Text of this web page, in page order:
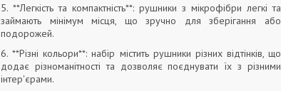
5. **Легкість та компактність**: рушники з мікрофібри легкі та
займають мінімум місця, що зручно для зберігання або
подорожей.
6. **Різні кольори**: набір містить рушники різних відтінків, що
додає різноманітності та дозволяє поєднувати їх з різними
інтер'єрами.